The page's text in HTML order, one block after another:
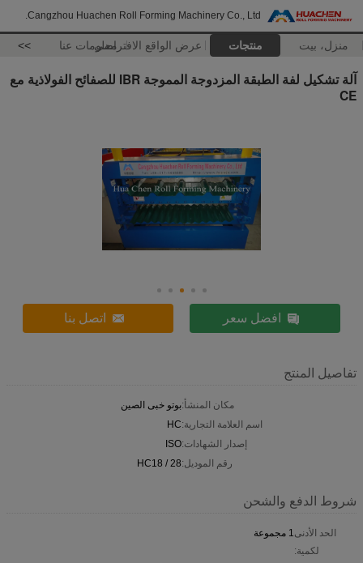
Cangzhou Huachen Roll Forming Machinery Co., Ltd.
منزل، بيت منتجات عرض الواقع الافتراضيمعلومات عنا >>
آلة تشكيل لفة الطبقة المزدوجة المموجة IBR للصفائح الفولاذية مع
CE
افضل سعر اتصل بنا
تفاصيل المنتج
مكان المنشأ:بوتو خبى الصين
اسم العلامة التجارية:HC
إصدار الشهادات:ISO
رقم الموديل:HC18 / 28
شروط الدفع والشحن
الحد الأدنى
لكمية:
1 مجموعة